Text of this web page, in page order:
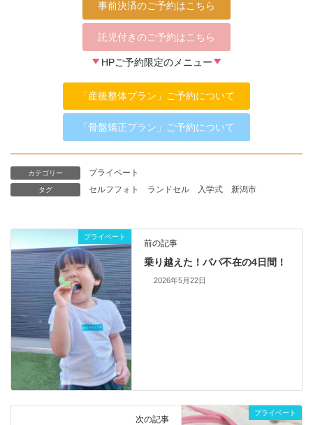
事前決済のご予約はこちら
託児付きのご予約はこちら
HPご予約限定のメニュー
「産後整体プラン」ご予約について
「骨盤矯正プラン」ご予約について
カテゴリー プライベート
タグ セルフフォト ランドセル 入学式 新潟市
プライベート
前の記事
乗り越えた！パパ不在の4日間！
2026年5月22日
プライベート
次の記事